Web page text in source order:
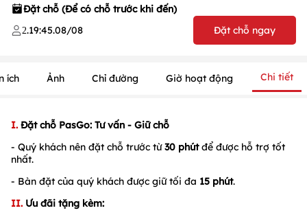
Đặt chỗ (Để có chỗ trước khi đến)
2.19:45.08/08 Đặt chỗ ngay
ích Ảnh Chỉ đường Giờ hoạt động Chi tiết
I. Đặt chỗ PasGo: Tư vấn - Giữ chỗ
- Quý khách nên đặt chỗ trước từ30 phútđể được hỗ trợ tốt
nhất.
- Bàn đặt của quý khách được giữ tối đa 15 phút.
II. Ưu đãi tặng kèm:
/ 1